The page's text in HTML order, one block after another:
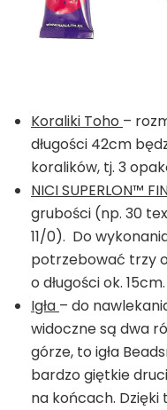
Koraliki Toho –
długości 42cm
koralików, tj. 3
NICI SUPERLON™
grubości (np. 30
11/0). Do
potrzebować trzy
o długości ok. 15cm.
Igła – do
widoczne są dwa
górze, to igła
bardzo giętkie
na końcach. Dzięki